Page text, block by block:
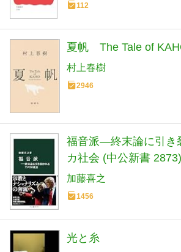
112
夏帆 The Tale of
村上春樹
2946
福音派―終末論に引き
カ社会 (中公新書 2873)
加藤喜之
1456
光と糸